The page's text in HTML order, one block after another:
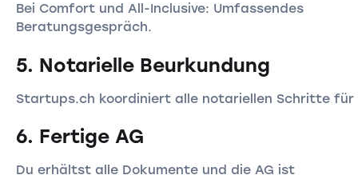
Bei Comfort und All-Inclusive: Umfassendes
Beratungsgespräch.
5. Notarielle Beurkundung
Startups.ch koordiniert alle notariellen Schritte für
6. Fertige AG
Du erhältst alle Dokumente und die AG ist